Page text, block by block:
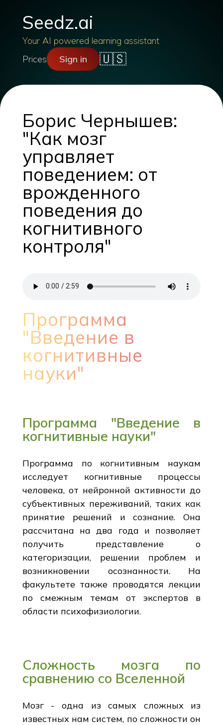
Seedz.ai
Your AI powered learning assistant
Prices
Sign in 🇺🇸
Борис Чернышев:
"Как мозг
управляет
поведением: от
врожденного
поведения до
когнитивного
контроля"
Программа
"Введение в
когнитивные
науки"
Программа "Введение в
когнитивные науки"
Программа по когнитивным наукам
исследует когнитивные процессы
человека, от нейронной активности до
субъективных переживаний, таких как
принятие решений и сознание. Она
рассчитана на два года и позволяет
получить представление о
категоризации, решении проблем и
возникновении осознанности. На
факультете также проводятся лекции
по смежным темам от экспертов в
области психофизиологии.
Сложность мозга по
сравнению со Вселенной
Мозг - одна из самых сложных из
известных нам систем, по сложности он